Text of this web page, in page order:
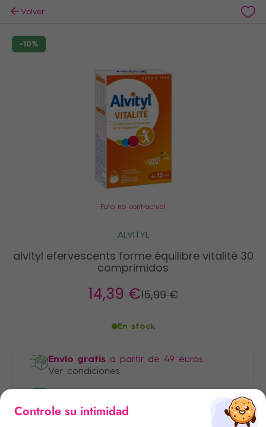
Volver
ALVITYL
alvityl efervescents forme équilibre vitalité 30
comprimidos
14,39 €15,99 €
En stock
Envio gratis a partir de 49 euros.
Ver condiciones
-10%
Foto no contractual
Crear lista de deseos ×
Iniciar sesión ×
Controle su intimidad